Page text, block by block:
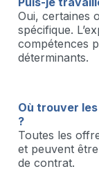
Oui, certaines
spécifique.
compétences
déterminants.
Où trouver
?
Toutes les
et peuvent
de contrat.